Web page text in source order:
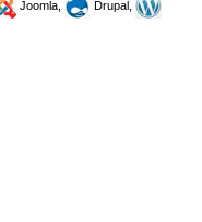
Joomla,
Drupal,